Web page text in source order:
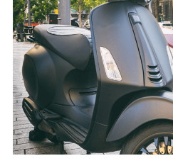
用履歴インターネット利用時の
ーション利用時の行動に関する
商品の名称・購入場所・決済に
答に関する情報などが含まれます
保険関連サービス情報
当社又は株式会社NTTドコモが
関して取得し、又は保有する情
時、資料請求受付時又はユーザ
た情報（氏名、住所、生年月日
者の関係、保険加入の目的、保
料のお支払方法、車のメーカー
の構造や築年数などの情報、ペ